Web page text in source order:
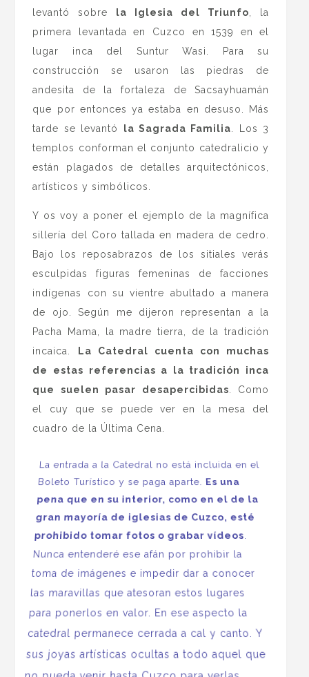
levantó sobre
la Iglesia del Triunfo , la
primera levantada en Cuzco en 1539 en el
lugar inca del Suntur Wasi. Para su
construcción se usaron las piedras de
andesita de la fortaleza de Sacsayhuamán
que por entonces ya estaba en desuso. Más
tarde se levantó
la Sagrada Familia . Los 3
templos conforman el conjunto catedralicio y
están plagados de detalles arquitectónicos,
artísticos y simbólicos.
Y os voy a poner el ejemplo de la magnífica
sillería del Coro tallada en madera de cedro.
Bajo los reposabrazos de los sitiales verás
esculpidas figuras femeninas de facciones
indígenas con su vientre abultado a manera
de ojo. Según me dijeron representan a la
Pacha Mama, la madre tierra, de la tradición
incaica.
La Catedral cuenta con muchas
de estas referencias a la tradición inca
que suelen pasar desapercibidas . Como
el cuy que se puede ver en la mesa del
cuadro de la Última Cena.
Boleto Turístico y se paga aparte.Es una
pena que en su interior, como en el de la
gran mayoría de iglesias de Cuzco, esté
prohibido tomar fotos o grabar vídeos
Nunca entenderé ese afán por prohibir la
toma de imágenes e impedir dar a conocer
las maravillas que atesoran estos lugares
para ponerlos en valor. En ese aspecto la
catedral permanece cerrada a cal y canto. Y
sus joyas artísticas ocultas a todo aquel que
no pueda venir hasta Cuzco para verlas.